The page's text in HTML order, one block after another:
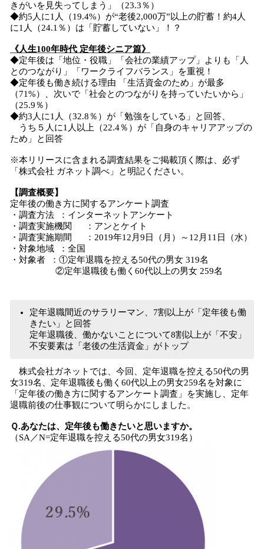
きがいを見失ってしまう」（23.3％）
◆約5人に1人（19.4%）が“老後2,000万”以上の貯蓄！約4人
に1人（24.1％）は「貯蓄していない」！？
《人生100年時代 定年後シニア篇》
◆定年後は「地位・役職」「会社の業績アップ」よりも「人
とのつながり」「ワークライフバランス」を重視！
◆定年後も働き続ける理由 「生活資金のため」が最多
（71%）、次いで「社会とのつながりを持っていたいから」
（25.9％）
◆約3人に1人（32.8％）が「勉強をしている」と回答、
うち５人に1人以上（22.4％）が「自身のキャリアアップの
ため」と回答
※本リリースに含まれる調査結果をご掲載頂く際は、必ず
「株式会社 ガネット調べ」と明記ください。
【調査概要】
定年後の働き方に関するアンケート調査
・調査方法 ：インターネットアンケート
・調査実施機関 ：アンとケイト
・調査実施期間 ：2019年12月9日（月）～12月11日（水）
・対象地域 ：全国
・対象者 ：①定年退職を控える50代の男女 319名
②定年退職後も働く60代以上の男女 259名
定年退職間近のサラリーマン、7割以上が「定年後も働
きたい」と回答
定年退職後、働かないことについて8割以上が「不安」
不安要素は「老後の生活資金」がトップ
株式会社ガネットでは、今回、定年退職を控える50代の男
女319名、定年退職後も働く60代以上の男女259名を対象に
「定年後の働き方に関するアンケート調査」を実施し、定年
退職前後の仕事観について明らかにしました。
Ｑ.あなたは、定年後も働きたいと思いますか。
（SA／N=定年退職を控える50代の男女319名）